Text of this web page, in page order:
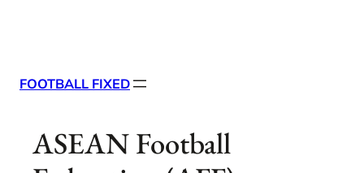
FOOTBALL FIXED
ASEAN Football